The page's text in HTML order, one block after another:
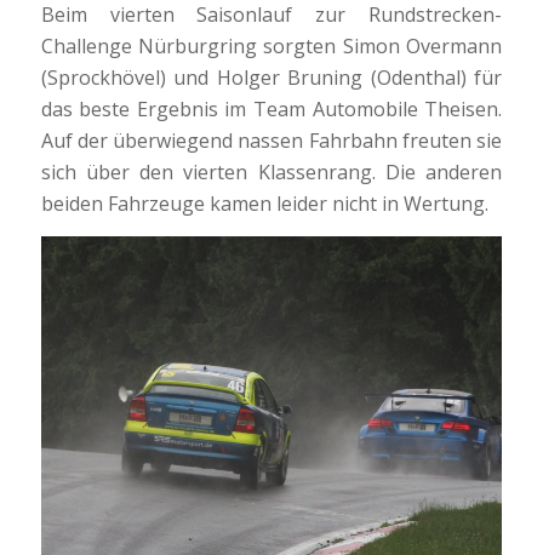
Beim vierten Saisonlauf zur Rundstrecken-
Challenge Nürburgring sorgten Simon Overmann
(Sprockhövel) und Holger Bruning (Odenthal) für
das beste Ergebnis im Team Automobile Theisen.
Auf der überwiegend nassen Fahrbahn freuten sie
sich über den vierten Klassenrang. Die anderen
beiden Fahrzeuge kamen leider nicht in Wertung.